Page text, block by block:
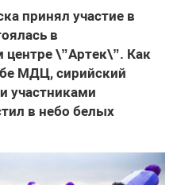
принял участие в
в
\”Артек\”. Как
МДЦ, сирийский
участниками
в небо белых